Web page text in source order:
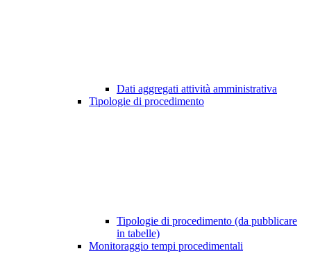
Dati aggregati attività amministrativa
Tipologie di procedimento
Tipologie di procedimento (da pubblicare
in tabelle)
Monitoraggio tempi procedimentali